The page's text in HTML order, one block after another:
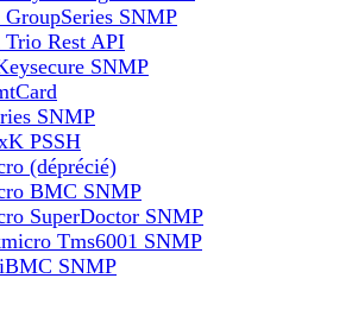
SNMP
Trio Rest API
SNMP
SNMP
PSSH
(déprécié)
BMC SNMP
SuperDoctor SNMP
Tms6001 SNMP
SNMP